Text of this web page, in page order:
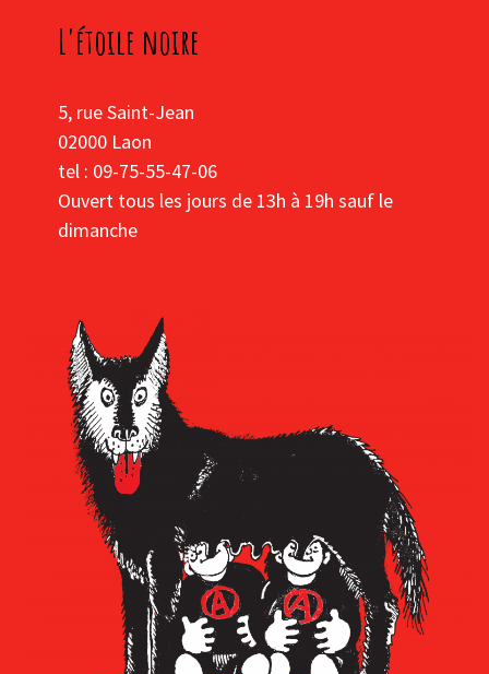
L'étoile noire
5, rue Saint-Jean
02000 Laon
tel : 09-75-55-47-06
Ouvert tous les jours de 13h à 19h sauf le
dimanche